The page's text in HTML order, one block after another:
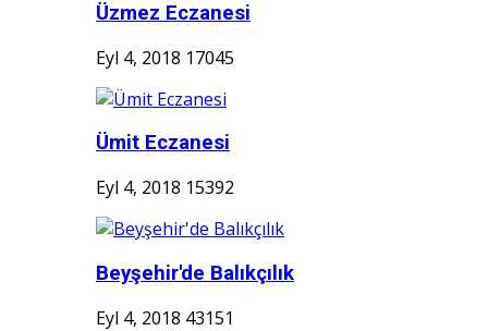
Üzmez Eczanesi
Eyl 4, 2018 17045
Ümit Eczanesi
Eyl 4, 2018 15392
Beyşehir'de Balıkçılık
Eyl 4, 2018 43151